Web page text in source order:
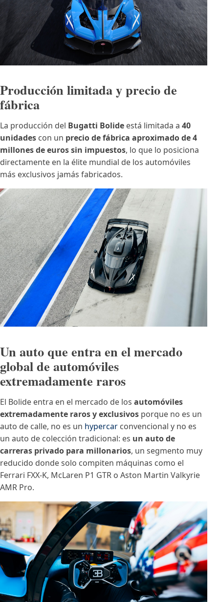
Producción limitada y precio de
fábrica
La producción del Bugatti Bolide está limitada a 40
unidades con un precio de fábrica aproximado de 4
millones de euros sin impuestos, lo que lo posiciona
directamente en la élite mundial de los automóviles
más exclusivos jamás fabricados.
Un auto que entra en el mercado
global de automóviles
extremadamente raros
El Bolide entra en el mercado de los automóviles
extremadamente raros y exclusivos porque no es un
auto de calle, no es un hypercar convencional y no es
un auto de colección tradicional: es un auto de
carreras privado para millonarios, un segmento muy
reducido donde solo compiten máquinas como el
Ferrari FXX-K, McLaren P1 GTR o Aston Martin Valkyrie
AMR Pro.